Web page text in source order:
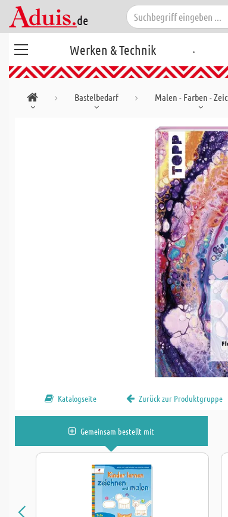
Werken & Technik .
Bastelbedarf Malen - Farben -
Katalogseite Zurück zur Produktgruppe
Gemeinsam bestellt mit